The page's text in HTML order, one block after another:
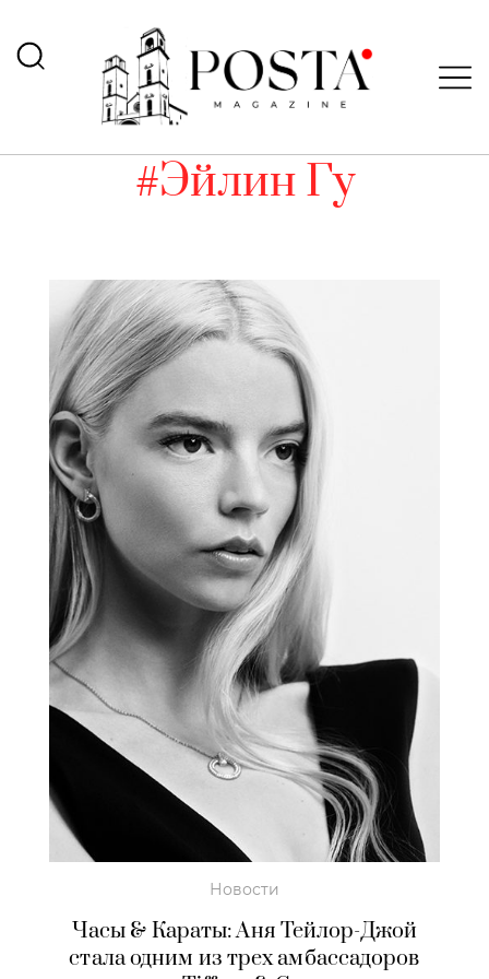
#Эйлин Гу
Новости
Часы & Караты:Аня Тейлор-Джой
стала одним из трех амбассадоров